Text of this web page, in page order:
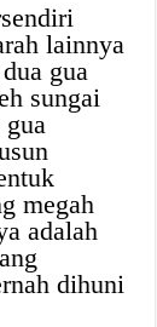
lainnya
gua
sungai
megah
adalah
dihuni